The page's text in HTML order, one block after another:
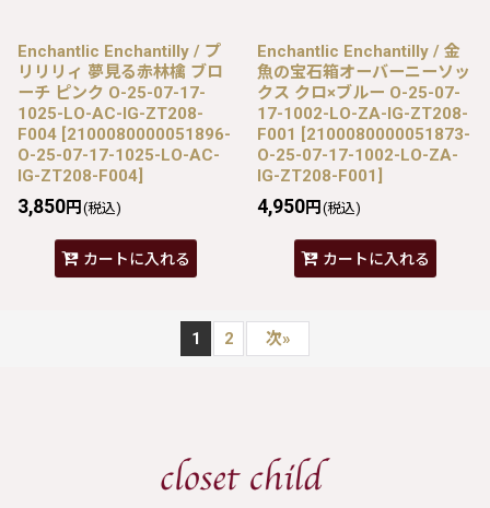
Enchantlic Enchantilly / プ
リリリィ 夢見る赤林檎 ブロ
ーチ ピンク O-25-07-17-
1025-LO-AC-IG-ZT208-
F004 [2100080000051896-
O-25-07-17-1025-LO-AC-
IG-ZT208-F004]
3,850円 (税込)
カートに入れる
Enchantlic Enchantilly / 金
魚の宝石箱オーバーニーソッ
クス クロ×ブルー O-25-07-
17-1002-LO-ZA-IG-ZT208-
F001 [2100080000051873-
O-25-07-17-1002-LO-ZA-
IG-ZT208-F001 ]
4,950円 (税込)
カートに入れる
1 2 次»